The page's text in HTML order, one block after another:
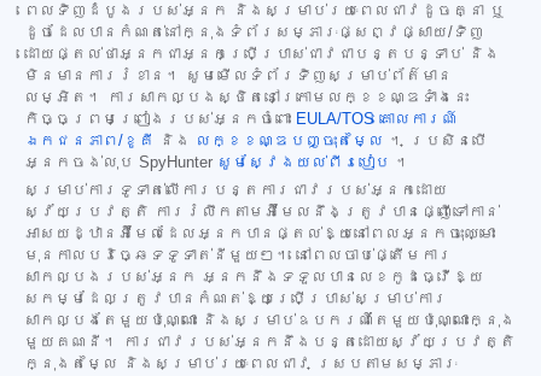
ពេលទិញដំបូងរបស់អ្នក និងសម្រាប់រយៈពេលជាវដូចគ្នា ឬ
ដូចដែលបានកំណត់នៅក្នុងទំព័រសម្ភារៈផ្សព្វផ្សាយ/ទិញ
ដោយផ្តល់ថាអ្នកជាអ្នកប្រើប្រាស់ជាវជាបន្តបន្ទាប់ និង
មិនមានការរំខាន។ សូមមើលទំព័រទិញសម្រាប់ព័ត៌មាន
លម្អិត។ ការសាកល្បងស្ថិតនៅក្រោមលក្ខខណ្ឌទាំងនេះ
កិច្ចព្រមព្រៀងរបស់អ្នកចំពោះ EULA/TOS គោលការណ៍
ឯកជនភាព/ខូគី
និង លក្ខខណ្ឌបញ្ចុះតម្លៃ ។ ប្រសិនបើ
អ្នកចង់លុប SpyHunter សូមស្វែងយល់ពីរបៀប ។
សម្រាប់ការទូទាត់លើការបន្តការជាវរបស់អ្នកដោយ
ស្វ័យប្រវត្តិ ការរំលឹកតាមអ៊ីមែលនឹងត្រូវបានផ្ញើទៅកាន់
អាសយដ្ឋានអ៊ីមែលដែលអ្នកបានផ្តល់ឱ្យនៅពេលអ្នកចុះឈ្មោះ
មុនកាលបរិច្ឆេទទូទាត់នីមួយៗ។ នៅពេលចាប់ផ្តើមការ
សាកល្បងរបស់អ្នក អ្នកនឹងទទួលបានលេខកូដធ្វើឱ្យ
សកម្មដែលត្រូវបានកំណត់ឱ្យប្រើប្រាស់សម្រាប់ការ
សាកល្បងតែមួយប៉ុណ្ណោះ និងសម្រាប់ឧបករណ៍តែមួយប៉ុណ្ណោះក្នុង
មួយគណនី។ ការជាវរបស់អ្នកនឹងបន្តដោយស្វ័យប្រវត្តិ
ក្នុងតម្លៃ និងសម្រាប់រយៈពេលជាវ ស្របតាមសម្ភារៈ